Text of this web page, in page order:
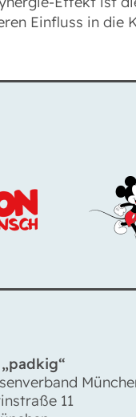
Einfluss in die
11